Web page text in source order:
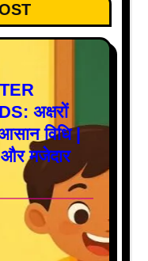
अक्षरों
विधि |
मजेदार